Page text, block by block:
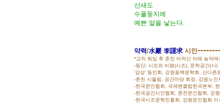
산새도
수풀둥지에
예쁜 알을 낳는다.
약력/水巖 李謹求 시인
*교직 퇴임 후 춘천 마적산 아래 농막
-등단: 시조와 비평(시조), 문학공간(시)
'감성' 동인회, 강원동백문학회, 산다촌
-춘천 시울림, 공간마당 회장, 강원노인
-한국문인협회, 국제펜클럽한국본부,
-한국공간시인협회, 춘천문인협회, 강
-한국시조문학진흥회, 강원문인협회 이